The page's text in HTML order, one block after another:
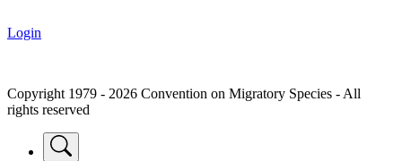
Login
Copyright 1979 - 2026 Convention on Migratory Species - All
rights reserved